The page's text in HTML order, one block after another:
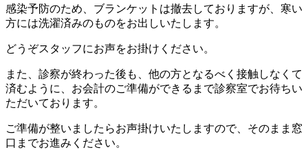
感染予防のため、ブランケットは撤去しておりますが、寒い
方には洗濯済みのものをお出しいたします。
どうぞスタッフにお声をお掛けください。
また、診察が終わった後も、他の方となるべく接触しなくて
済むように、お会計のご準備ができるまで診察室でお待ちい
ただいております。
ご準備が整いましたらお声掛けいたしますので、そのまま窓
口までお進みください。